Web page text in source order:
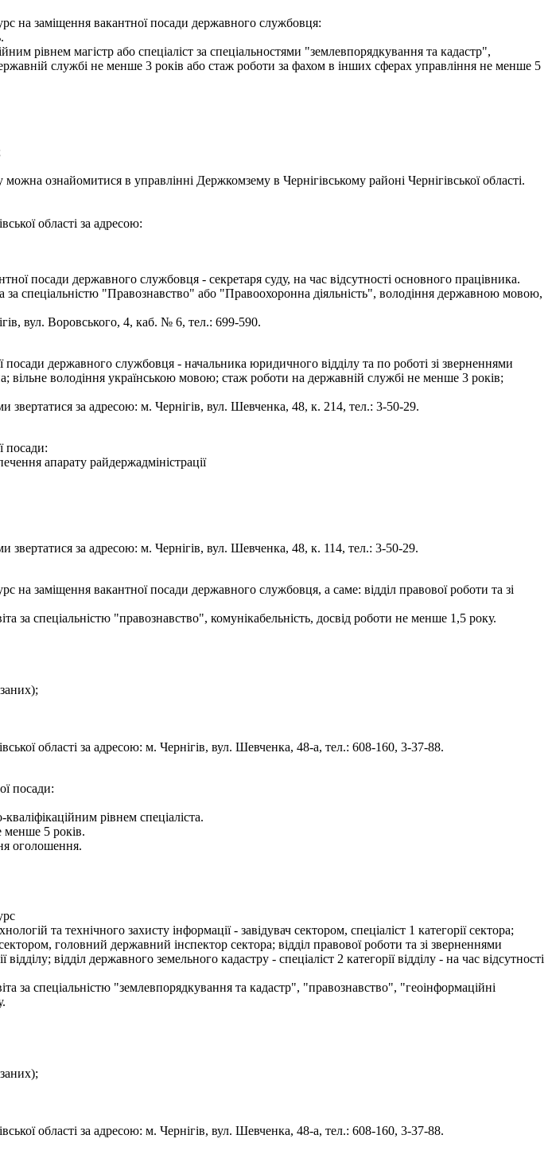
на заміщення вакантної посади державного службовця:
рівнем магістр або спеціаліст за спеціальностями "землевпорядкування та кадастр",
службі не менше 3 років або стаж роботи за фахом в інших сферах управління не менше 5
ознайомитися в управлінні Держкомзему в Чернігівському районі Чернігівської області.
області за адресою:
посади державного службовця - секретаря суду, на час відсутності основного працівника.
спеціальністю "Правознавство" або "Правоохоронна діяльність", володіння державною мовою,
вул. Воровського, 4, каб. № 6, тел.: 699-590.
державного службовця - начальника юридичного відділу та по роботі зі зверненнями
вільне володіння українською мовою; стаж роботи на державній службі не менше 3 років;
за адресою: м. Чернігів, вул. Шевченка, 48, к. 214, тел.: 3-50-29.
посади:
апарату райдержадміністрації
за адресою: м. Чернігів, вул. Шевченка, 48, к. 114, тел.: 3-50-29.
на заміщення вакантної посади державного службовця, а саме: відділ правової роботи та зі
за спеціальністю "правознавство", комунікабельність, досвід роботи не менше 1,5 року.
області за адресою: м. Чернігів, вул. Шевченка, 48-а, тел.: 608-160, 3-37-88.
посади:
рівнем спеціаліста.
менше 5 років.
оголошення.
та технічного захисту інформації - завідувач сектором, спеціаліст 1 категорії сектора;
головний державний інспектор сектора; відділ правової роботи та зі зверненнями
відділ державного земельного кадастру - спеціаліст 2 категорії відділу - на час відсутності
за спеціальністю "землевпорядкування та кадастр", "правознавство", "геоінформаційні
області за адресою: м. Чернігів, вул. Шевченка, 48-а, тел.: 608-160, 3-37-88.